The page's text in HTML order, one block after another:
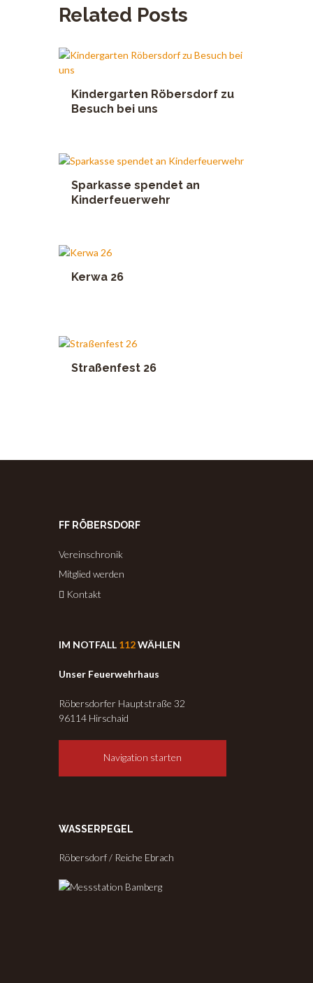
Related Posts
Kindergarten Röbersdorf zu
Besuch bei uns
Sparkasse spendet an
Kinderfeuerwehr
Kerwa 26
Straßenfest 26
FF RÖBERSDORF
Vereinschronik
Mitglied werden
Kontakt
IM NOTFALL 112WÄHLEN
Unser Feuerwehrhaus
Röbersdorfer Hauptstraße 32
96114 Hirschaid
Navigation starten
WASSERPEGEL
Röbersdorf / Reiche Ebrach